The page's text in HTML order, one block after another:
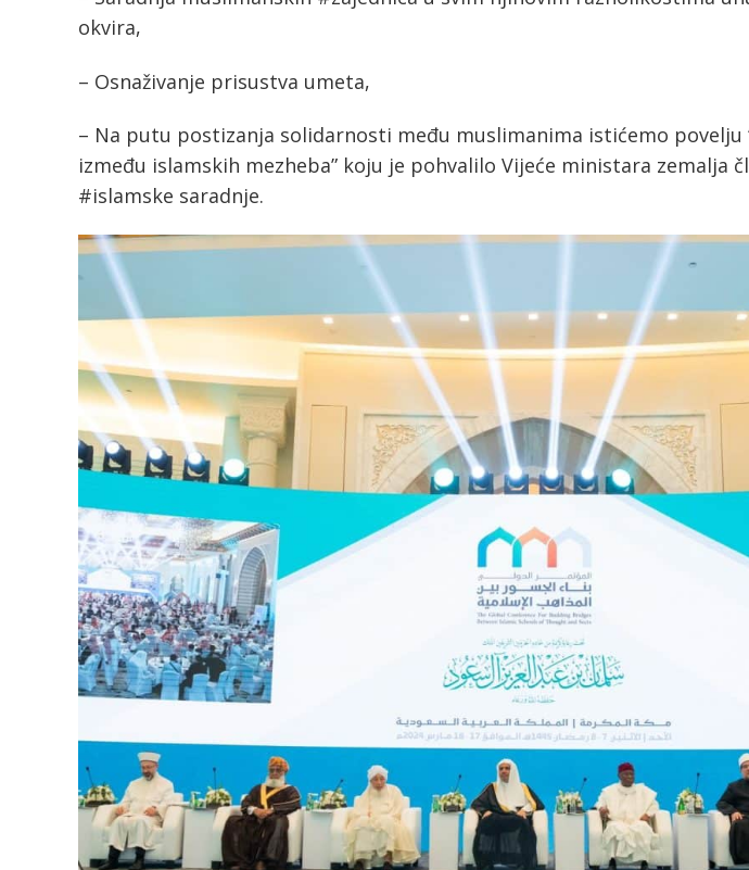
okvira,
– Osnaživanje prisustva umeta,
– Na putu postizanja solidarnosti među muslimanima istićemo povelju
između islamskih mezheba” koju je pohvalilo Vijeće ministara zemalja
#islamske saradnje.